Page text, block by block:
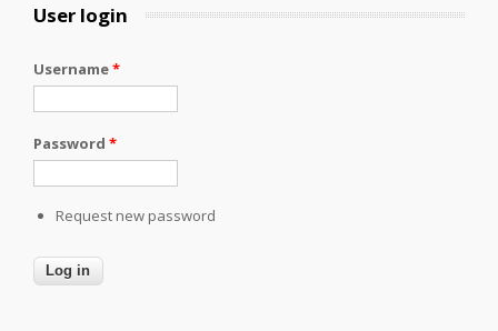
User login
Username*
Password *
Request new password